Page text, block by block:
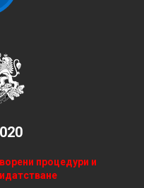
процедури и